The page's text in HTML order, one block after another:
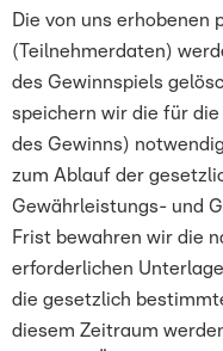
Die von uns erhobenen
(Teilnehmerdaten)
des Gewinnspiels
speichern wir die für
des Gewinns)
zum Ablauf der
Gewährleistungs- und
Frist bewahren wir die
erforderlichen
die gesetzlich
diesem Zeitraum